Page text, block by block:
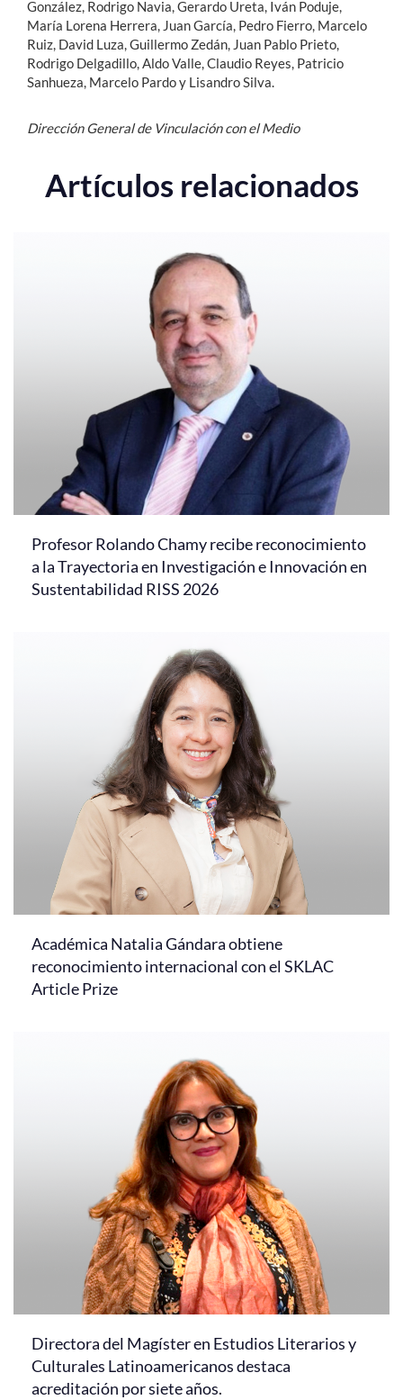
González, Rodrigo Navia, Gerardo Ureta, Iván Poduje,
María Lorena Herrera, Juan García, Pedro Fierro, Marcelo
Ruiz, David Luza, Guillermo Zedán, Juan Pablo Prieto,
Rodrigo Delgadillo, Aldo Valle, Claudio Reyes, Patricio
Sanhueza, Marcelo Pardo y Lisandro Silva.
Dirección General de Vinculación con el Medio
Artículos relacionados
Profesor Rolando Chamy recibe reconocimiento
a la Trayectoria en Investigación e Innovación en
Sustentabilidad RISS 2026
Académica Natalia Gándara obtiene
reconocimiento internacional con el SKLAC
Article Prize
Directora del Magíster en Estudios Literarios y
Culturales Latinoamericanos destaca
acreditación por siete años.